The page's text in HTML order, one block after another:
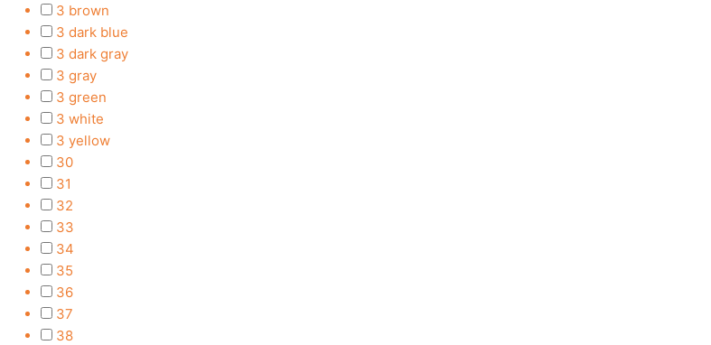
3 brown
3 dark blue
3 dark gray
3 gray
3 green
3 white
3 yellow
30
31
32
33
34
35
36
37
38